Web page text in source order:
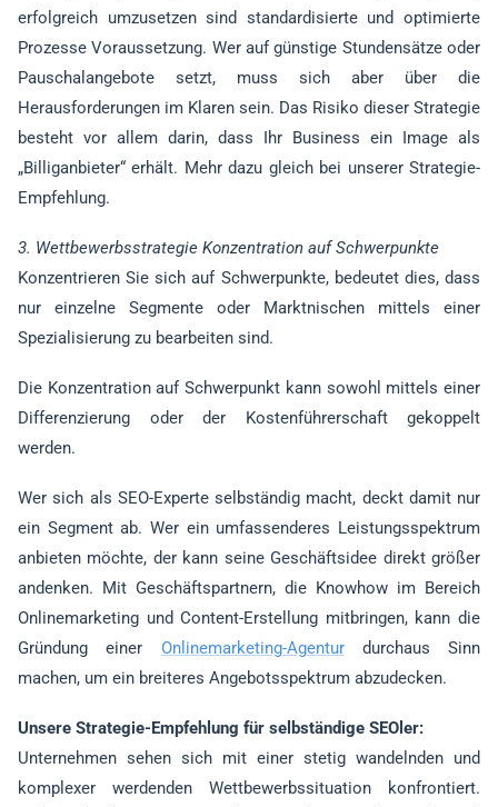
erfolgreich umzusetzen sind standardisierte und optimierte
Prozesse Voraussetzung. Wer auf günstige Stundensätze oder
Pauschalangebote setzt, muss sich aber über die
Herausforderungen im Klaren sein. Das Risiko dieser Strategie
besteht vor allem darin, dass Ihr Business ein Image als
„Billiganbieter“ erhält. Mehr dazu gleich bei unserer Strategie-
Empfehlung.
3. Wettbewerbsstrategie Konzentration auf Schwerpunkte
Konzentrieren Sie sich auf Schwerpunkte, bedeutet dies, dass
nur einzelne Segmente oder Marktnischen mittels einer
Spezialisierung zu bearbeiten sind.
Die Konzentration auf Schwerpunkt kann sowohl mittels einer
Differenzierung oder der Kostenführerschaft gekoppelt
werden.
Wer sich als SEO-Experte selbständig macht, deckt damit nur
ein Segment ab. Wer ein umfassenderes Leistungsspektrum
anbieten möchte, der kann seine Geschäftsidee direkt größer
andenken. Mit Geschäftspartnern, die Knowhow im Bereich
Onlinemarketing und Content-Erstellung mitbringen, kann die
Gründung einer Onlinemarketing-Agenturdurchaus Sinn
machen, um ein breiteres Angebotsspektrum abzudecken.
Unsere Strategie-Empfehlung für selbständige SEOler:
Unternehmen sehen sich mit einer stetig wandelnden und
komplexer werdenden Wettbewerbssituation konfrontiert.